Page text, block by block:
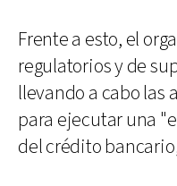
Frente a esto, el
regulatorios y de
llevando a cabo las
para ejecutar una
del crédito